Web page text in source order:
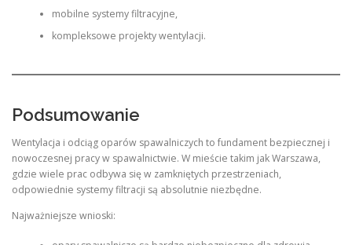
mobilne systemy filtracyjne,
kompleksowe projekty wentylacji.
Podsumowanie
Wentylacja i odciąg oparów spawalniczych to fundament bezpiecznej i
nowoczesnej pracy w spawalnictwie. W mieście takim jak Warszawa,
gdzie wiele prac odbywa się w zamkniętych przestrzeniach,
odpowiednie systemy filtracji są absolutnie niezbędne.
Najważniejsze wnioski: